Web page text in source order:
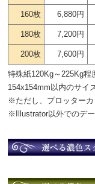
160枚 6,880円
180枚 7,200円
200枚 7,600円
特殊紙120Kg～225Kg程
154x154mm以内のサイ
※ただし、プロッター
※Illustrator以外でのデ